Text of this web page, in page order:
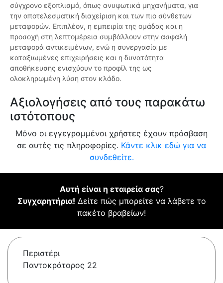
σύγχρονο εξοπλισμό, όπως ανυψωτικά μηχανήματα, για
την αποτελεσματική διαχείριση και των πιο σύνθετων
μεταφορών. Επιπλέον, η εμπειρία της ομάδας και η
προσοχή στη λεπτομέρεια συμβάλλουν στην ασφαλή
μεταφορά αντικειμένων, ενώ η συνεργασία με
καταξιωμένες επιχειρήσεις και η δυνατότητα
αποθήκευσης ενισχύουν το προφίλ της ως
ολοκληρωμένη λύση στον κλάδο.
Αξιολογήσεις από τους παρακάτω
ιστότοπους
Μόνο οι εγγεγραμμένοι χρήστες έχουν πρόσβαση
σε αυτές τις πληροφορίες. Κάντε κλικ εδώ για να
συνδεθείτε.
Αυτή είναι η εταιρεία σας?
Συγχαρητήρια! Δείτε πώς μπορείτε να λάβετε το
πακέτο βραβείων!
Περιστέρι
Παντοκράτορος 22